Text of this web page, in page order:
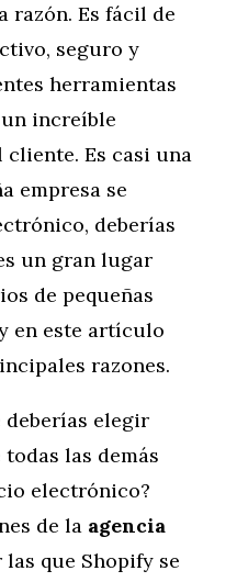
razón. Es fácil de
seguro y
herramientas
increíble
Es casi una
empresa se
deberías
un gran lugar
de pequeñas
en este artículo
razones.
deberías elegir
las demás
electrónico?
de la agencia
las que Shopify se